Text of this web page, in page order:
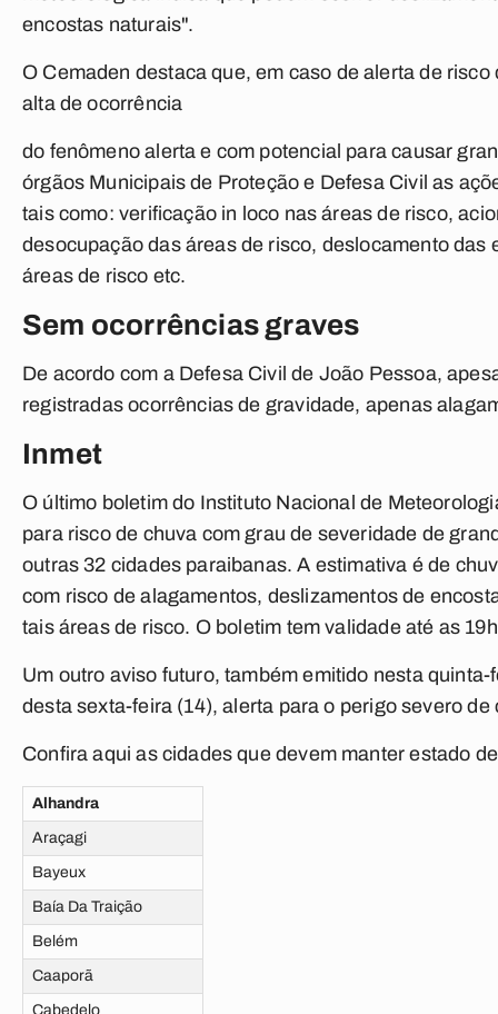
encostas naturais".
O Cemaden destaca que, em caso de alerta de
alta de ocorrência
do fenômeno alerta e com potencial para causar
órgãos Municipais de Proteção e Defesa Civil as
tais como: verificação in loco nas áreas de risco,
desocupação das áreas de risco, deslocamento
áreas de risco etc.
Sem ocorrências graves
De acordo com a Defesa Civil de João Pessoa,
registradas ocorrências de gravidade, apenas
Inmet
O último boletim do Instituto Nacional de
para risco de chuva com grau de severidade de
outras 32 cidades paraibanas. A estimativa é de
com risco de alagamentos, deslizamentos de
tais áreas de risco. O boletim tem validade até as
Um outro aviso futuro, também emitido nesta
desta sexta-feira (14), alerta para o perigo severo
Confira aqui as cidades que devem manter estado
Alhandra
Araçagi
Bayeux
Baía Da Traição
Belém
Caaporã
Cabedelo